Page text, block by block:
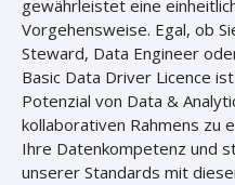
gewährleistet eine
Vorgehensweise. Egal, ob
Steward, Data Engineer
Basic Data Driver Licence
Potenzial von Data &
kollaborativen Rahmens zu
Ihre Datenkompetenz und
unserer Standards mit